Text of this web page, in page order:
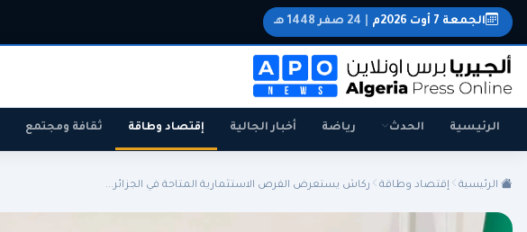
الجمعة 7 أوت 2026م 24 صفر 1448 هـ
الرئيسية الحدث رياضة أخبار الجالية إقتصاد وطاقة ثقافة ومجتمع
الرئيسية إقتصاد وطاقة ركاش يستعرض الفرص الاستثمارية المتاحة في الجزائر...